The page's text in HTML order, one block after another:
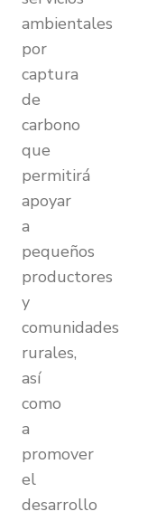
ambientales
por
captura
de
carbono
que
permitirá
apoyar
a
pequeños
productores
y
comunidades
rurales,
así
como
a
promover
el
desarrollo